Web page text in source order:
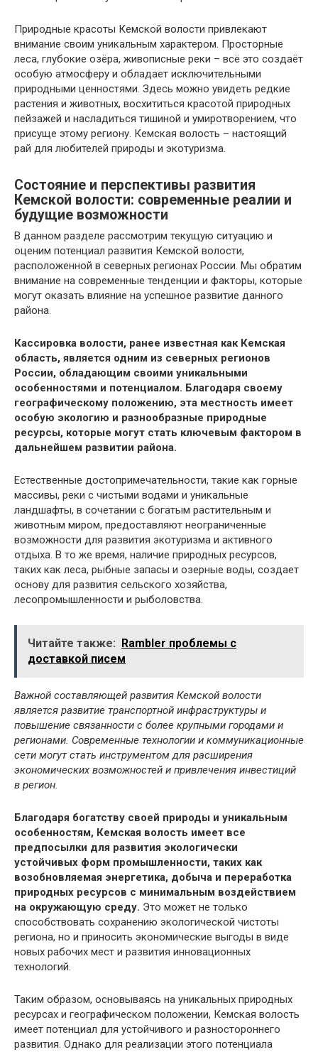
Природные красоты Кемской волости привлекают
внимание своим уникальным характером. Просторные
леса, глубокие озёра, живописные реки – всё это создаёт
особую атмосферу и обладает исключительными
природными ценностями. Здесь можно увидеть редкие
растения и животных, восхититься красотой природных
пейзажей и насладиться тишиной и умиротворением, что
присуще этому региону. Кемская волость – настоящий
рай для любителей природы и экотуризма.
Состояние и перспективы развития
Кемской волости: современные реалии и
будущие возможности
В данном разделе рассмотрим текущую ситуацию и
оценим потенциал развития Кемской волости,
расположенной в северных регионах России. Мы обратим
внимание на современные тенденции и факторы, которые
могут оказать влияние на успешное развитие данного
района.
Кассировка волости, ранее известная как Кемская
область, является одним из северных регионов
России, обладающим своими уникальными
особенностями и потенциалом. Благодаря своему
географическому положению, эта местность имеет
особую экологию и разнообразные природные
ресурсы, которые могут стать ключевым фактором в
дальнейшем развитии района.
Естественные достопримечательности, такие как горные
массивы, реки с чистыми водами и уникальные
ландшафты, в сочетании с богатым растительным и
животным миром, предоставляют неограниченные
возможности для развития экотуризма и активного
отдыха. В то же время, наличие природных ресурсов,
таких как леса, рыбные запасы и озерные воды, создает
основу для развития сельского хозяйства,
лесопромышленности и рыболовства.
Читайте также:
Rambler проблемы с
доставкой писем
Важной составляющей развития Кемской волости
является развитие транспортной инфраструктуры и
повышение связанности с более крупными городами и
регионами. Современные технологии и коммуникационные
сети могут стать инструментом для расширения
экономических возможностей и привлечения инвестиций
в регион.
Благодаря богатству своей природы и уникальным
особенностям, Кемская волость имеет все
предпосылки для развития экологически
устойчивых форм промышленности, таких как
возобновляемая энергетика, добыча и переработка
природных ресурсов с минимальным воздействием
на окружающую среду. Это может не только
способствовать сохранению экологической чистоты
региона, но и приносить экономические выгоды в виде
новых рабочих мест и развития инновационных
технологий.
Таким образом, основываясь на уникальных природных
ресурсах и географическом положении, Кемская волость
имеет потенциал для устойчивого и разностороннего
развития. Однако для реализации этого потенциала